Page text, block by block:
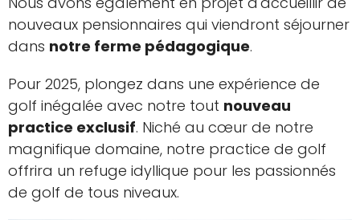
nouveaux pensionnaires qui viendront séjourner
dans notre ferme pédagogique.
Pour 2025, plongez dans une expérience de
golf inégalée avec notre tout nouveau
practice exclusif. Niché au cœur de notre
magnifique domaine, notre practice de golf
offrira un refuge idyllique pour les passionnés
de golf de tous niveaux.